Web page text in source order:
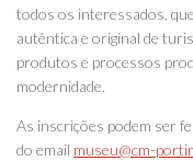
todos os interessados,
autêntica e original de
produtos e processos
modernidade.
As inscrições podem ser
do email museu@cm-